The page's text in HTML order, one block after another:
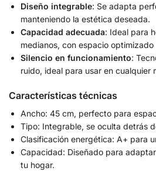
Diseño integrable: Se adapta
manteniendo la estética deseada.
Capacidad adecuada: Ideal para
medianos, con espacio
Silencio en funcionamiento:
ruido, ideal para usar en cualquier
Características técnicas
Ancho: 45 cm, perfecto para
Tipo: Integrable, se oculta detrás
Clasificación energética: A+ para
Capacidad: Diseñado para
tu hogar.